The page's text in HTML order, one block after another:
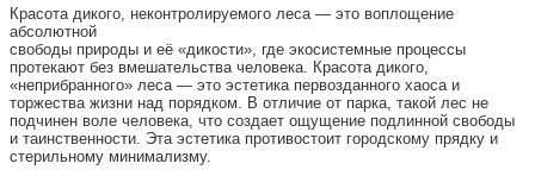
Красота дикого, неконтролируемого леса — это воплощение
абсолютной
свободы природы и её «дикости», где экосистемные процессы
протекают без вмешательства человека. Красота дикого,
«неприбранного» леса — это эстетика первозданного хаоса и
торжества жизни над порядком. В отличие от парка, такой лес не
подчинен воле человека, что создает ощущение подлинной свободы
и таинственности. Эта эстетика противостоит городскому прядку и
стерильному минимализму.